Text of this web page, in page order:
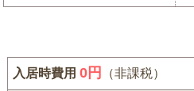
入居時費用0 円 （非課税）